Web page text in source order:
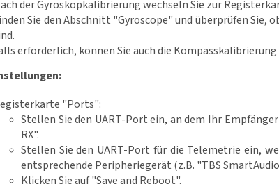
der Gyroskopkalibrierung wechseln Sie zur
Sie den Abschnitt "Gyroscope" und überprüfen
erforderlich, können Sie auch die
"Ports":
Stellen Sie den UART-Port ein, an dem Ihr
RX".
Stellen Sie den UART-Port für die Telemetrie ein,
entsprechende Peripheriegerät (z.B. "TBS
Klicken Sie auf "Save and Reboot".